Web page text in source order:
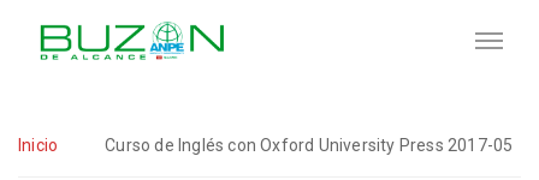
Inicio Curso de Inglés con Oxford University Press 2017-05